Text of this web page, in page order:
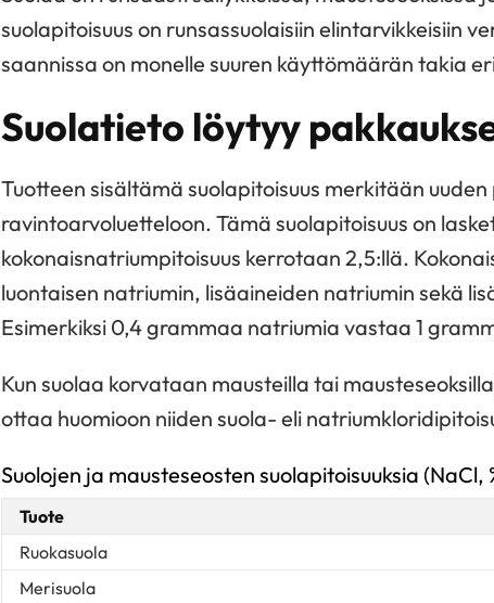
suolapitoisuus on runsassuolaisiin elintarvikkeisiin
saannissa on monelle suuren käyttömäärän takia
Suolatieto löytyy
Tuotteen sisältämä suolapitoisuus merkitään
ravintoarvoluetteloon. Tämä suolapitoisuus on
kokonaisnatriumpitoisuus kerrotaan 2,5:llä.
luontaisen natriumin, lisäaineiden natriumin sekä
Esimerkiksi 0,4 grammaa natriumia vastaa 1
Kun suolaa korvataan mausteilla tai
ottaa huomioon niiden suola- eli
Suolojen ja mausteseosten suolapitoisuuksia (NaCl,
Tuote
Ruokasuola
Merisuola